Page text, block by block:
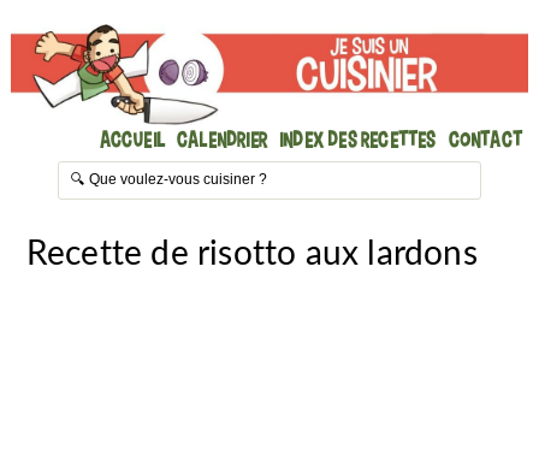
Accueil Calendrier Index des recettes Contact
Recette de risotto aux lardons